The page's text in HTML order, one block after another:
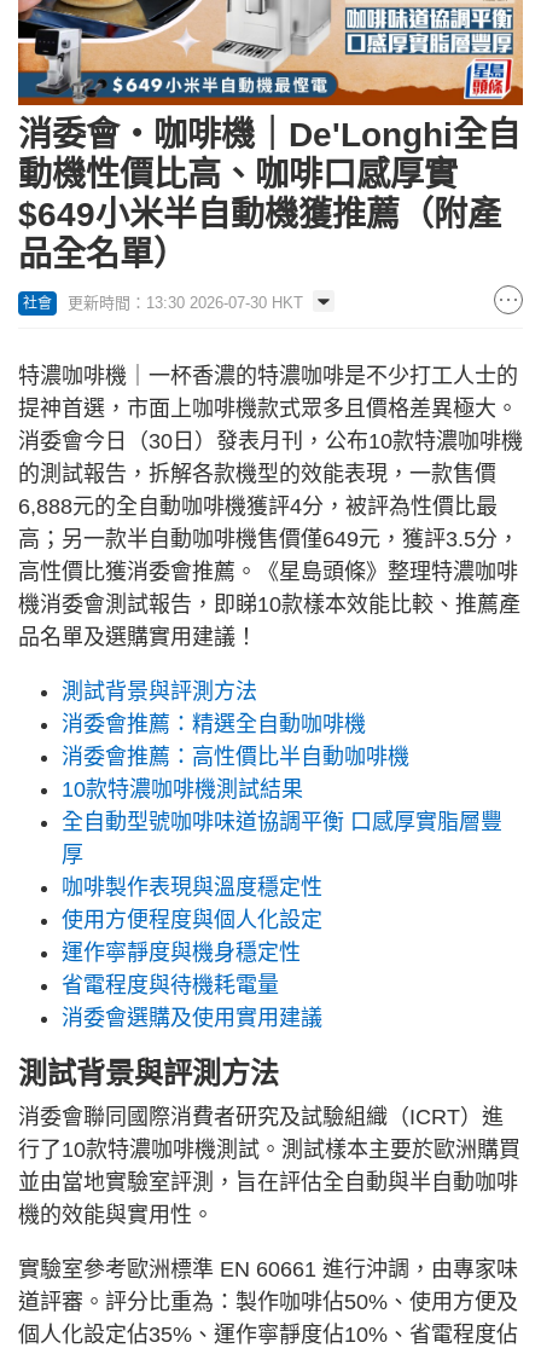
消委會‧咖啡機｜De'Longhi全自
動機性價比高、咖啡口感厚實
$649小米半自動機獲推薦（附產
品全名單）
社會 更新時間：13:30 2026-07-30 HKT
特濃咖啡機｜一杯香濃的特濃咖啡是不少打工人士的
提神首選，市面上咖啡機款式眾多且價格差異極大。
消委會今日（30日）發表月刊，公布10款特濃咖啡機
的測試報告，拆解各款機型的效能表現，一款售價
6,888元的全自動咖啡機獲評4分，被評為性價比最
高；另一款半自動咖啡機售價僅649元，獲評3.5分，
高性價比獲消委會推薦。《星島頭條》整理特濃咖啡
機消委會測試報告，即睇10款樣本效能比較、推薦產
品名單及選購實用建議！
測試背景與評測方法
消委會推薦：精選全自動咖啡機
消委會推薦：高性價比半自動咖啡機
10款特濃咖啡機測試結果
全自動型號咖啡味道協調平衡 口感厚實脂層豐
厚
咖啡製作表現與溫度穩定性
使用方便程度與個人化設定
運作寧靜度與機身穩定性
省電程度與待機耗電量
消委會選購及使用實用建議
測試背景與評測方法
消委會聯同國際消費者研究及試驗組織（ICRT）進
行了10款特濃咖啡機測試。測試樣本主要於歐洲購買
並由當地實驗室評測，旨在評估全自動與半自動咖啡
機的效能與實用性。
實驗室參考歐洲標準 EN 60661 進行沖調，由專家味
道評審。評分比重為：製作咖啡佔50%、使用方便及
個人化設定佔35%、運作寧靜度佔10%、省電程度佔